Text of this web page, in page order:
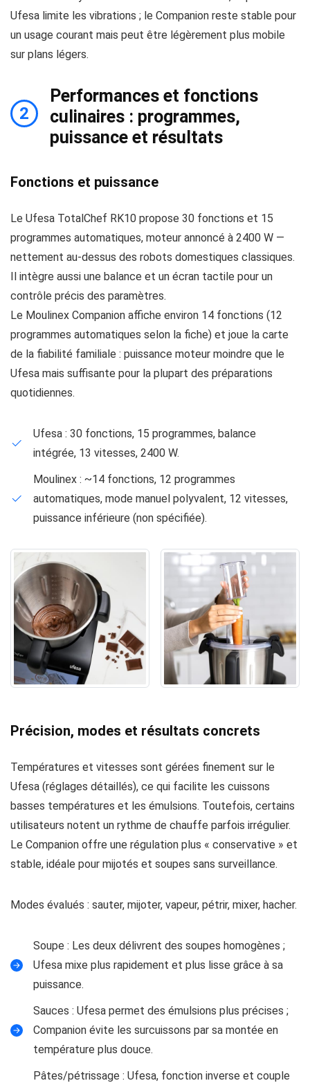
Ufesa limite les vibrations ; le Companion reste stable pour
un usage courant mais peut être légèrement plus mobile
sur plans légers.
2
Performances et fonctions
culinaires : programmes,
puissance et résultats
Fonctions et puissance
Le Ufesa TotalChef RK10 propose 30 fonctions et 15
programmes automatiques, moteur annoncé à 2400 W —
nettement au‑dessus des robots domestiques classiques.
Il intègre aussi une balance et un écran tactile pour un
contrôle précis des paramètres.
Le Moulinex Companion affiche environ 14 fonctions (12
programmes automatiques selon la fiche) et joue la carte
de la fiabilité familiale : puissance moteur moindre que le
Ufesa mais suffisante pour la plupart des préparations
quotidiennes.
Ufesa : 30 fonctions, 15 programmes, balance
intégrée, 13 vitesses, 2400 W.
Moulinex : ~14 fonctions, 12 programmes
automatiques, mode manuel polyvalent, 12 vitesses,
puissance inférieure (non spécifiée).
Précision, modes et résultats concrets
Températures et vitesses sont gérées finement sur le
Ufesa (réglages détaillés), ce qui facilite les cuissons
basses températures et les émulsions. Toutefois, certains
utilisateurs notent un rythme de chauffe parfois irrégulier.
Le Companion offre une régulation plus « conservative » et
stable, idéale pour mijotés et soupes sans surveillance.
Modes évalués : sauter, mijoter, vapeur, pétrir, mixer, hacher.
Soupe : Les deux délivrent des soupes homogènes ;
Ufesa mixe plus rapidement et plus lisse grâce à sa
puissance.
Sauces : Ufesa permet des émulsions plus précises ;
Companion évite les surcuissons par sa montée en
température plus douce.
Pâtes/pétrissage : Ufesa, fonction inverse et couple